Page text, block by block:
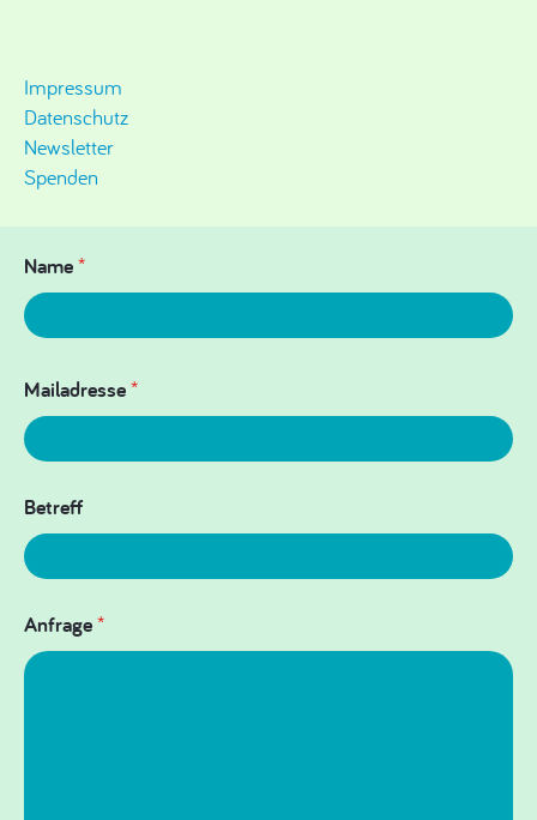
Impressum
Datenschutz
Newsletter
Spenden
Name*
Mailadresse*
Betreff
Anfrage*